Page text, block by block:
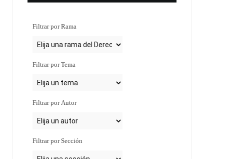
Filtrar por Rama
Filtrar por Tema
Filtrar por Autor
Filtrar por Sección